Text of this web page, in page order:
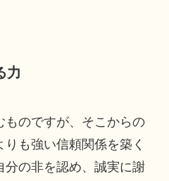
力
ものですが、そこからの
も強い信頼関係を築く
分の非を認め、誠実に謝